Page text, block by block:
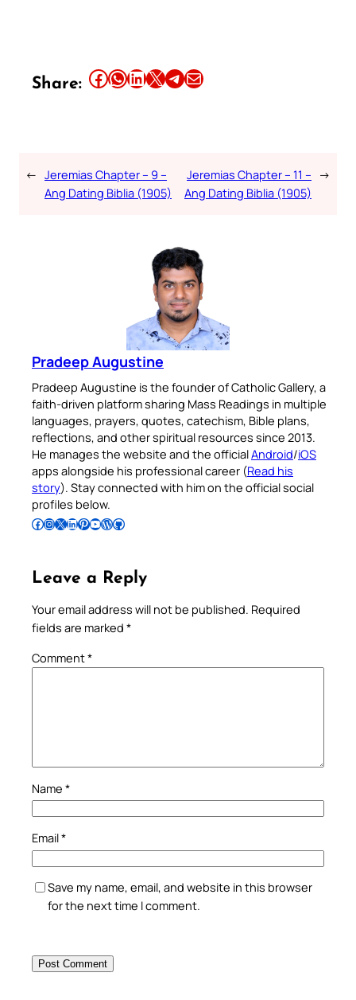
Share: Share this article on Facebook Share this article on WhatsApp Share this article on LinkedIn Share this article on X Share this article on TelegramEmail this Article
← Jeremias Chapter – 9 –
Ang Dating Biblia (1905)
Jeremias Chapter – 11 –
Ang Dating Biblia (1905)
→
Pradeep Augustine
Pradeep Augustine is the founder of Catholic Gallery, a
faith-driven platform sharing Mass Readings in multiple
languages, prayers, quotes, catechism, Bible plans,
reflections, and other spiritual resources since 2013.
He manages the website and the officialAndroid/iOS
apps alongside his professional career (Read his
story). Stay connected with him on the official social
profiles below.
Follow Pradeep on Facebook Follow Pradeep on InstagramFollow Pradeep on X Follow Pradeep on LinkedIn Follow Pradeep on Pinterest Subscribe to Pradeep’s Youtube Channel Follow Pradeep on WordPress Follow Pradeep on GitHub
Leave a Reply
Your email address will not be published. Required
fields are marked *
Comment*
Name *
Email*
Save my name, email, and website in this browser
for the next time I comment.